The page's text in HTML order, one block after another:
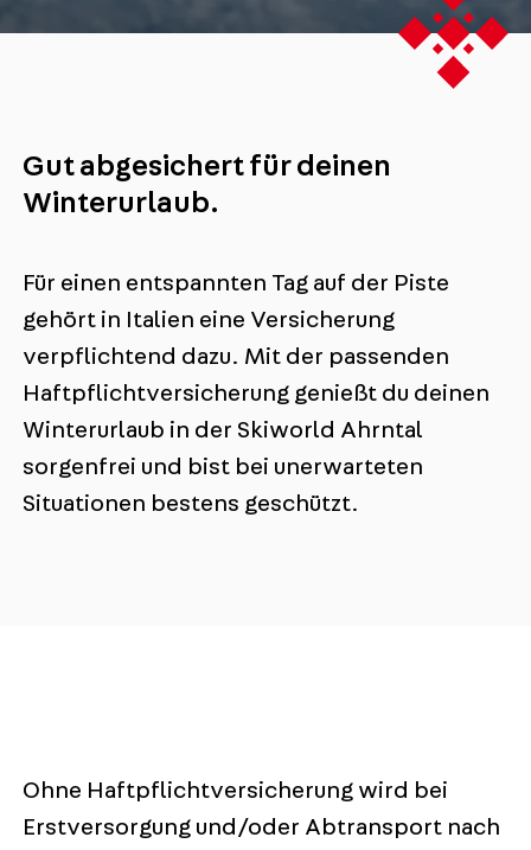
Gut abgesichert für deinen
Winterurlaub.
Für einen entspannten Tag auf der Piste
gehört in Italien eine Versicherung
verpflichtend dazu. Mit der passenden
Haftpflichtversicherung genießt du deinen
Winterurlaub in der Skiworld Ahrntal
sorgenfrei und bist bei unerwarteten
Situationen bestens geschützt.
Ohne Haftpflichtversicherung wird bei
Erstversorgung und/oder Abtransport nach